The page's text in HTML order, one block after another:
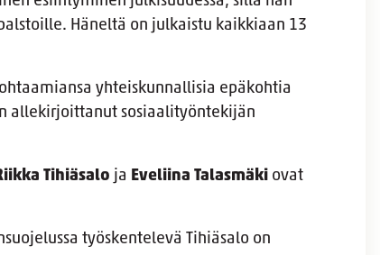
Häneltä on julkaistu kaikkiaan 13
yhteiskunnallisia epäkohtia
allekirjoittanut sosiaalityöntekijän
Tihiäsalo ja Eveliina Talasmäki ovat
työskentelevä Tihiäsalo on